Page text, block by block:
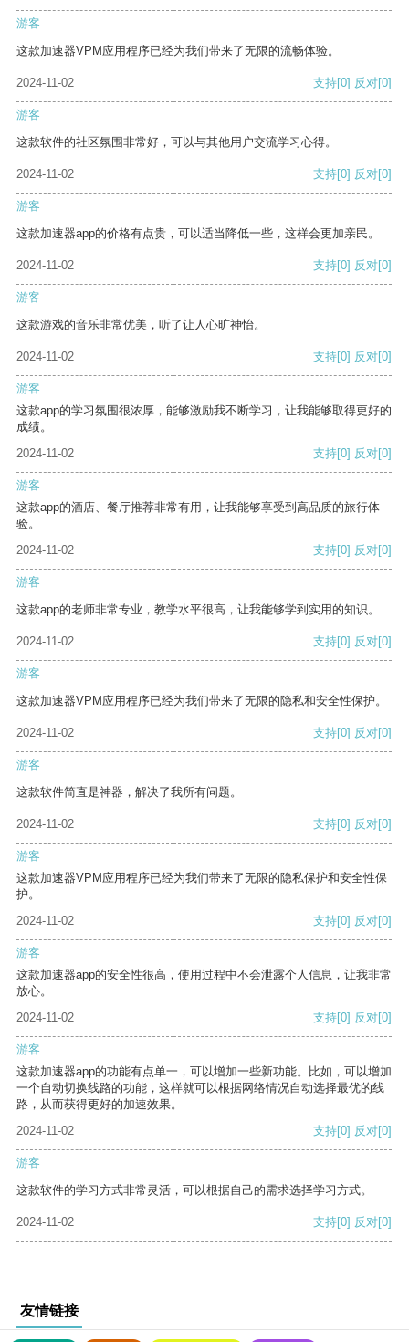
游客
这款加速器VPM应用程序已经为我们带来了无限的流畅体验。
2024-11-02 支持[0] 反对[0]
游客
这款软件的社区氛围非常好，可以与其他用户交流学习心得。
2024-11-02 支持[0] 反对[0]
游客
这款加速器app的价格有点贵，可以适当降低一些，这样会更加亲民。
2024-11-02 支持[0] 反对[0]
游客
这款游戏的音乐非常优美，听了让人心旷神怡。
2024-11-02 支持[0] 反对[0]
游客
这款app的学习氛围很浓厚，能够激励我不断学习，让我能够取得更好的
成绩。
2024-11-02
支持[0] 反对[0]
游客
这款app的酒店、餐厅推荐非常有用，让我能够享受到高品质的旅行体
验。
2024-11-02
支持[0] 反对[0]
游客
这款app的老师非常专业，教学水平很高，让我能够学到实用的知识。
2024-11-02 支持[0] 反对[0]
游客
这款加速器VPM应用程序已经为我们带来了无限的隐私和安全性保护。
2024-11-02 支持[0] 反对[0]
游客
这款软件简直是神器，解决了我所有问题。
2024-11-02 支持[0] 反对[0]
游客
这款加速器VPM应用程序已经为我们带来了无限的隐私保护和安全性保
护。
2024-11-02
支持[0] 反对[0]
游客
这款加速器app的安全性很高，使用过程中不会泄露个人信息，让我非常
放心。
2024-11-02
支持[0] 反对[0]
游客
这款加速器app的功能有点单一，可以增加一些新功能。比如，可以增加
一个自动切换线路的功能，这样就可以根据网络情况自动选择最优的线
路，从而获得更好的加速效果。
2024-11-02
支持[0] 反对[0]
游客
这款软件的学习方式非常灵活，可以根据自己的需求选择学习方式。
2024-11-02 支持[0] 反对[0]
友情链接